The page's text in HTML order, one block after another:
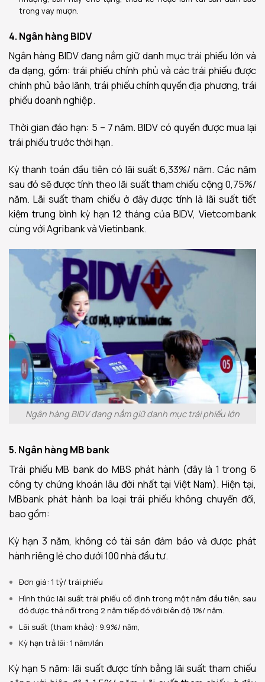
trong vay mượn.
4. Ngân hàng BIDV
Ngân hàng BIDV đang nắm giữ danh mục trái phiếu lớn và
đa dạng, gồm: trái phiếu chính phủ và các trái phiếu được
chính phủ bảo lãnh, trái phiếu chính quyền địa phương, trái
phiếu doanh nghiệp.
Thời gian đáo hạn: 5 – 7 năm. BIDV có quyền được mua lại
trái phiếu trước thời hạn.
Kỳ thanh toán đầu tiên có lãi suất 6,33%/ năm. Các năm
sau đó sẽ được tính theo lãi suất tham chiếu cộng 0,75%/
năm. Lãi suất tham chiếu ở đây được tính là lãi suất tiết
kiệm trung bình kỳ hạn 12 tháng của BIDV, Vietcombank
cùng với Agribank và Vietinbank.
Ngân hàng BIDV đang nắm giữ danh mục trái phiếu lớn
5. Ngân hàng MB bank
Trái phiếu MB bank do MBS phát hành (đây là 1 trong 6
công ty chứng khoán lâu đời nhất tại Việt Nam). Hiện tại,
MBbank phát hành ba loại trái phiếu không chuyển đổi,
bao gồm:
Kỳ hạn 3 năm, không có tài sản đảm bảo và được phát
hành riêng lẻ cho dưới 100 nhà đầu tư.
Đơn giá: 1 tỷ/ trái phiếu
Hình thức lãi suất trái phiếu cố định trong một năm đầu tiên, sau
đó được thả nổi trong 2 năm tiếp đó với biên độ 1%/ năm.
Lãi suất (tham khảo): 9.9%/ năm,
Kỳ hạn trả lãi: 1 năm/lần
Kỳ hạn 5 năm: lãi suất được tính bằng lãi suất tham chiếu